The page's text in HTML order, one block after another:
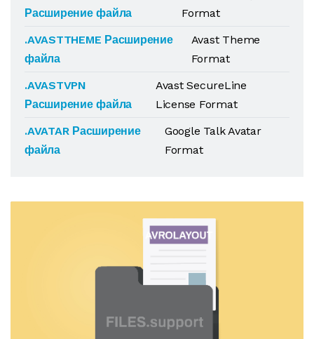
Расширение файла
Format
.AVASTTHEME Расширение
файла
Avast Theme
Format
.AVASTVPN
Расширение файла
Avast SecureLine
License Format
.AVATAR Расширение
файла
Google Talk Avatar
Format